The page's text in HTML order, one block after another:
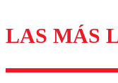
Los
LAS MÁS